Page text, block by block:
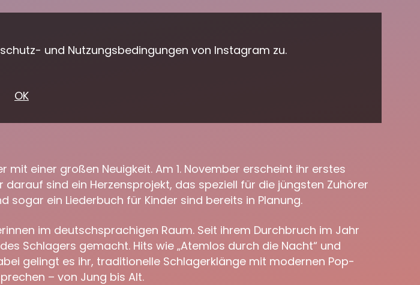
und Nutzungsbedingungen von Instagram zu.
OK
einer großen Neuigkeit. Am 1. November erscheint ihr erstes
sind ein Herzensprojekt, das speziell für die jüngsten Zuhörer
ein Liederbuch für Kinder sind bereits in Planung.
im deutschsprachigen Raum. Seit ihrem Durchbruch im Jahr
Schlagers gemacht. Hits wie „Atemlos durch die Nacht“ und
gelingt es ihr, traditionelle Schlagerklänge mit modernen Pop-
– von Jung bis Alt.